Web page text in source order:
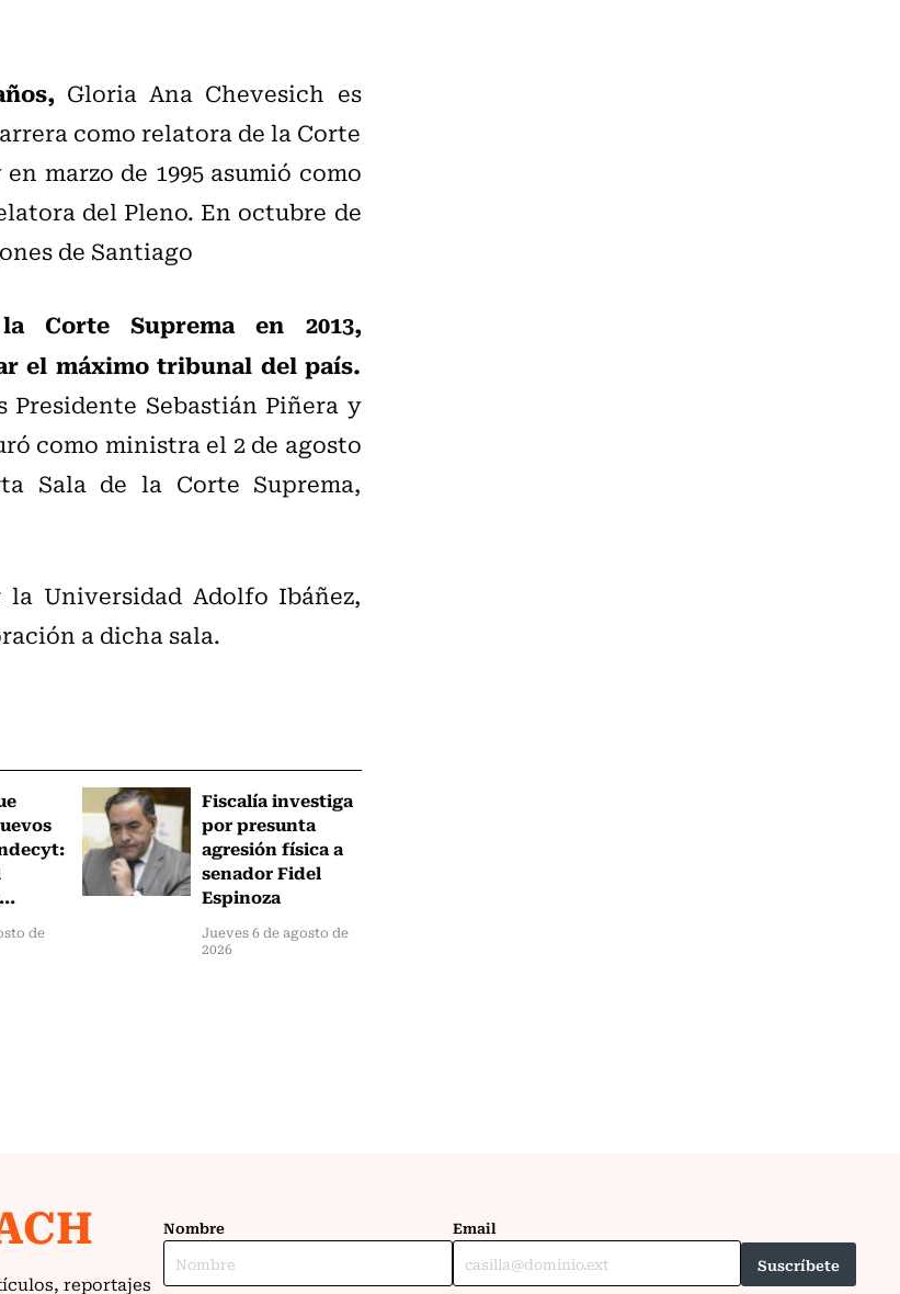
Gloria Ana Chevesich es
como relatora de la Corte
marzo de 1995 asumió como
del Pleno. En octubre de
de Santiago
Corte Suprema en 2013,
el máximo tribunal del país.
Sebastián Piñera y
como ministra el 2 de agosto
Sala de la Corte Suprema,
Universidad Adolfo Ibáñez,
a dicha sala.
de
Fiscalía investiga
por presunta
agresión física a
senador Fidel
Espinoza
Jueves 6 de agosto de
2026